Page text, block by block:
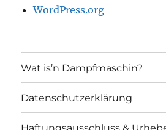
WordPress.org
Wat is’n Dampfmaschin?
Datenschutzerklärung